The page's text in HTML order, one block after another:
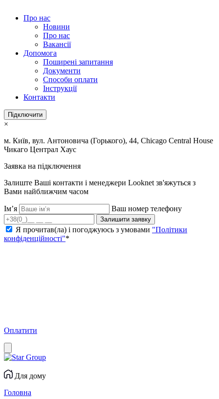
Про нас
Новини
Про нас
Вакансії
Допомога
Поширені запитання
Документи
Способи оплати
Інструкції
Контакти
Підключити
×
м. Київ, вул. Антоновича (Горького), 44, Chicago Central House
Чикаго Централ Хаус
Заявка на підключення
Залиште Ваші контакти і менеджери Looknet зв'яжуться з
Вами найближчим часом
Ім’я Ваш номер телефону
Залишити заявку
Я прочитав(ла) і погоджуюсь з умовами "Політики
конфіденційності"*
Оплатити
Для дому
Головна